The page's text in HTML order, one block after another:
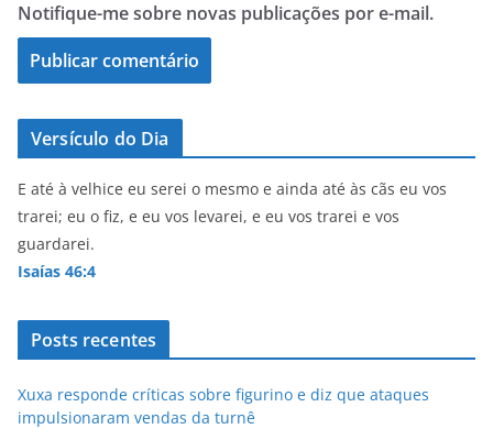
Notifique-me sobre novas publicações por e-mail.
Versículo do Dia
E até à velhice eu serei o mesmo e ainda até às cãs eu vos
trarei; eu o fiz, e eu vos levarei, e eu vos trarei e vos
guardarei.
Isaías 46:4
Posts recentes
Xuxa responde críticas sobre figurino e diz que ataques
impulsionaram vendas da turnê